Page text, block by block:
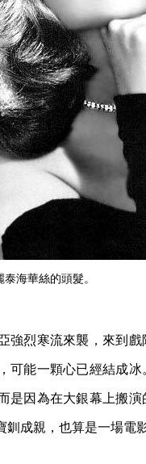
海華絲的頭髮。
強烈寒流來襲，來到
可能一顆心已經結成
是因為在大銀幕上搬
成親，也算是一場電